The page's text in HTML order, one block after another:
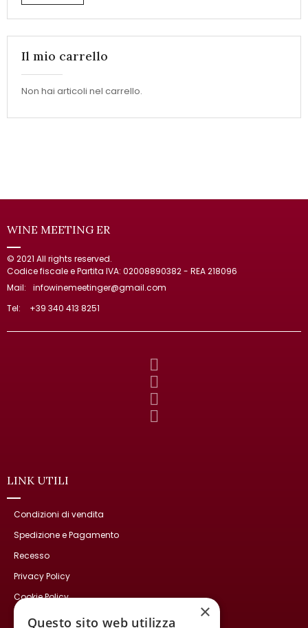
Il mio carrello
Non hai articoli nel carrello.
WINE MEETING ER
© 2021 All rights reserved.
Codice fiscale e Partita IVA: 02008890382 - REA 218096
Mail:
infowinemeetinger@gmail.com
Tel:
+39 340 413 8251
LINK UTILI
Condizioni di vendita
Spedizione e Pagamento
Recesso
Privacy Policy
Cookie Policy
Contatti
×
Questo sito web utilizza